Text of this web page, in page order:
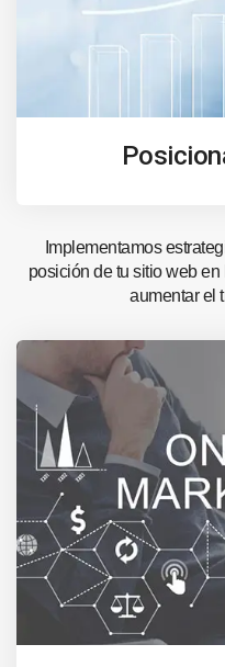
Implementamos
posición de tu sitio web
aumentar el